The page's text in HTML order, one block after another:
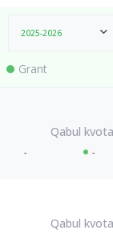
2025-2026
Grant
- -